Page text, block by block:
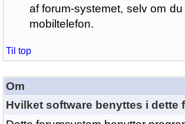
af forum-systemet, selv om
mobiltelefon.
Til top
Om
Hvilket software benyttes i dette